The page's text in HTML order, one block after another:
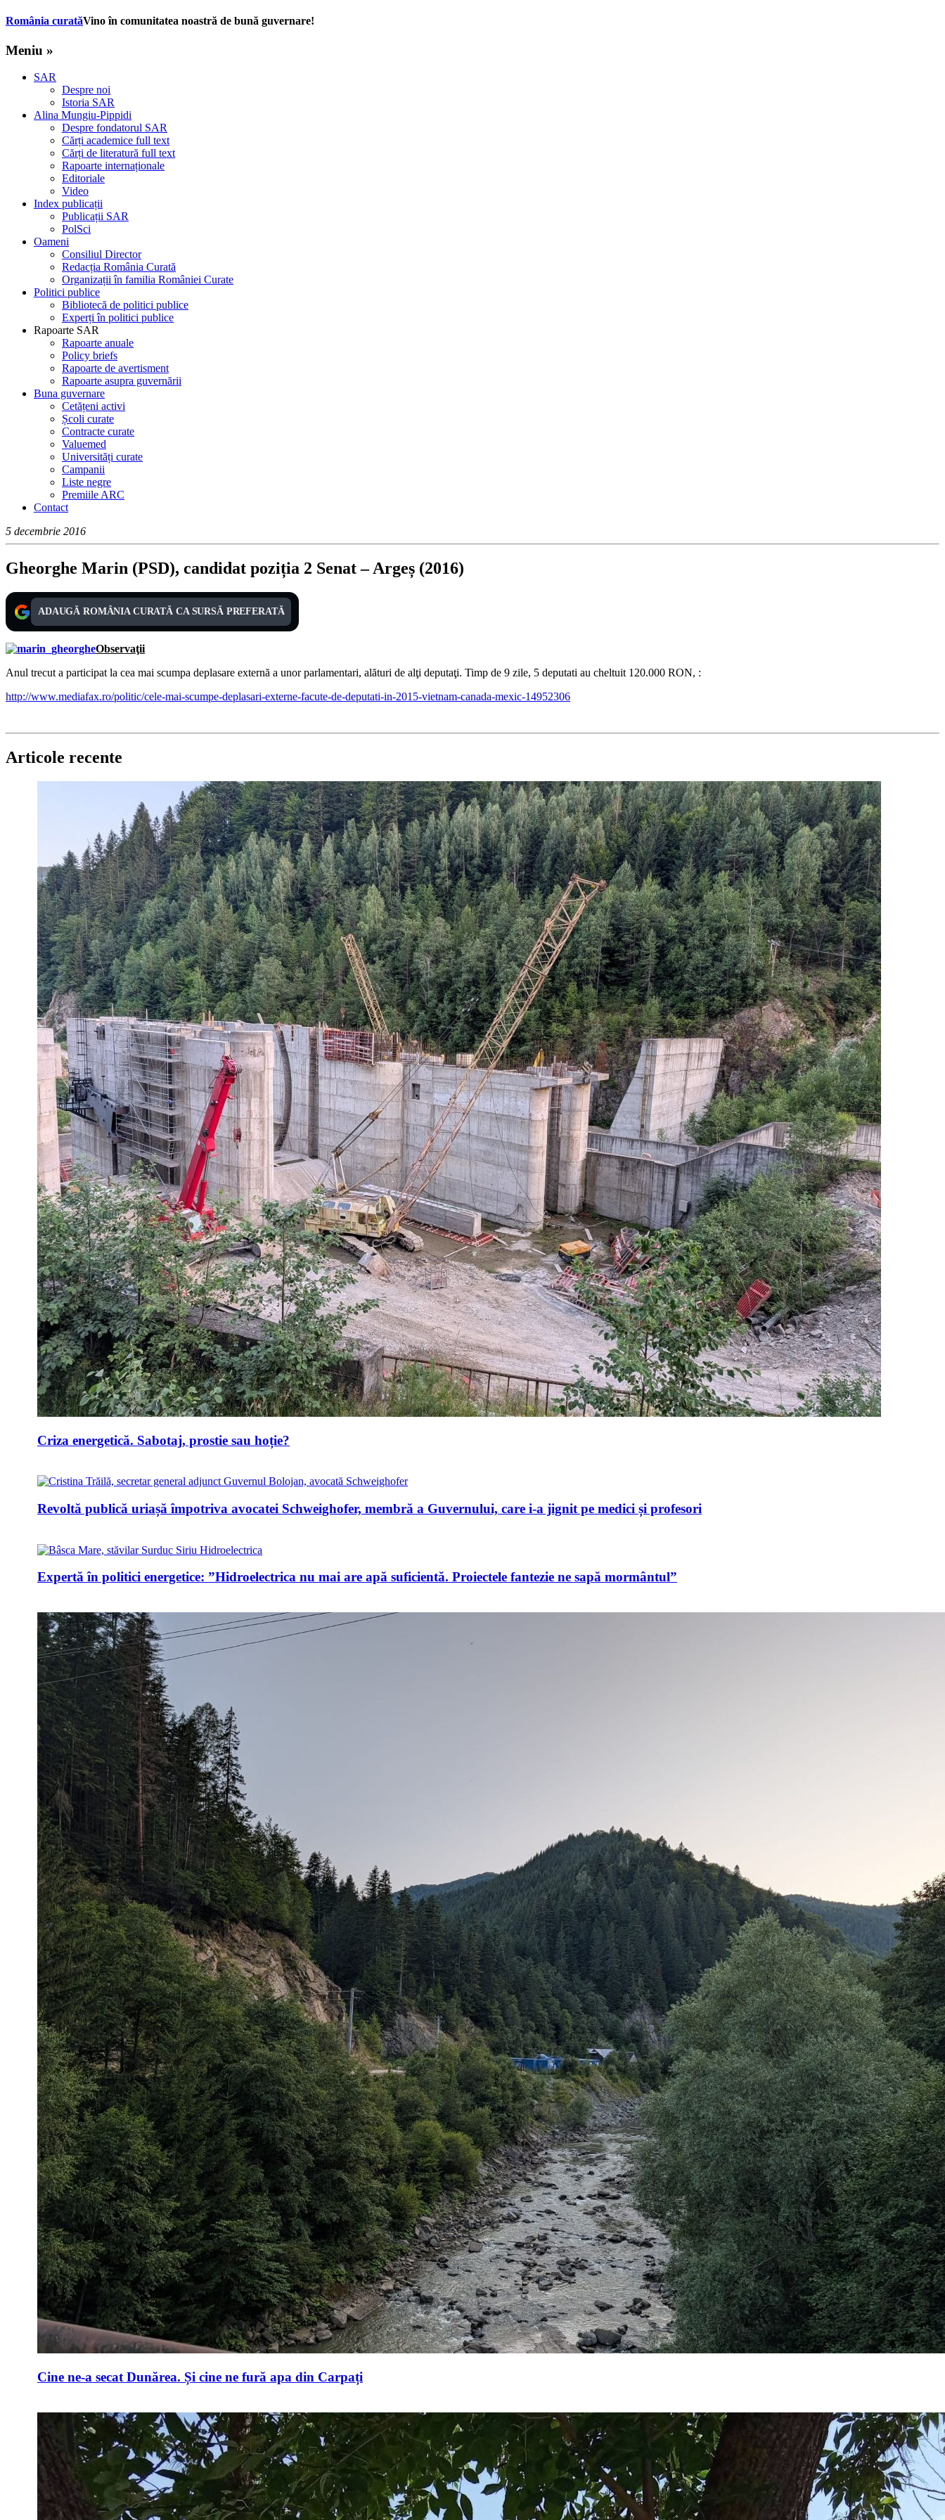
România curatăVino în comunitatea noastră de bună guvernare!
Meniu »
SAR
Despre noi
Istoria SAR
Alina Mungiu-Pippidi
Despre fondatorul SAR
Cărți academice full text
Cărți de literatură full text
Rapoarte internaționale
Editoriale
Video
Index publicații
Publicații SAR
PolSci
Oameni
Consiliul Director
Redacția România Curată
Organizații în familia României Curate
Politici publice
Bibliotecă de politici publice
Experți în politici publice
Rapoarte SAR
Rapoarte anuale
Policy briefs
Rapoarte de avertisment
Rapoarte asupra guvernării
Buna guvernare
Cetățeni activi
Școli curate
Contracte curate
Valuemed
Universități curate
Campanii
Liste negre
Premiile ARC
Contact
5 decembrie 2016
Gheorghe Marin (PSD), candidat poziția 2 Senat – Argeș (2016)
ADAUGĂ ROMÂNIA CURATĂ CA SURSĂ PREFERATĂ
Observaţii
Anul trecut a participat la cea mai scumpa deplasare externă a unor parlamentari, alături de alţi deputaţi. Timp de 9 zile, 5 deputati au cheltuit 120.000 RON, :
http://www.mediafax.ro/politic/cele-mai-scumpe-deplasari-externe-facute-de-deputati-in-2015-vietnam-canada-mexic-14952306
Articole recente
Criza energetică. Sabotaj, prostie sau hoție?
Revoltă publică uriașă împotriva avocatei Schweighofer, membră a Guvernului, care i-a jignit pe medici și profesori
Expertă în politici energetice: ”Hidroelectrica nu mai are apă suficientă. Proiectele fantezie ne sapă mormântul”
Cine ne-a secat Dunărea. Și cine ne fură apa din Carpați